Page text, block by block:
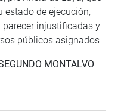
estado de ejecución,
injustificadas y
públicos asignados
MONTALVO